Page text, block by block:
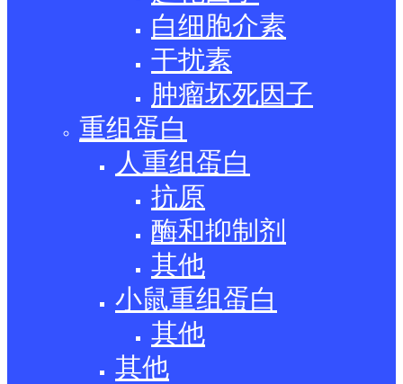
白细胞介素
干扰素
肿瘤坏死因子
重组蛋白
人重组蛋白
抗原
酶和抑制剂
其他
小鼠重组蛋白
其他
其他